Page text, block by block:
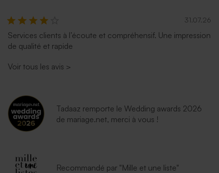
31.07.26
Services clients à l’écoute et compréhensif. Une impression
de qualité et rapide
Voir tous les avis >
Tadaaz remporte le Wedding awards 2026
de mariage.net, merci à vous !
Recommandé par "Mille et une liste"